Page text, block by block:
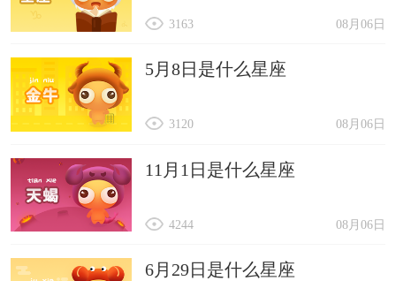
08月06日
3163
5月8日是什么星座
08月06日
3120
11月1日是什么星座
08月06日
4244
6月29日是什么星座